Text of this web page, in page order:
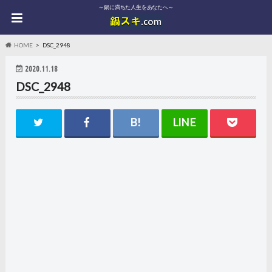
～鍋に満ちた人生をあなたへ～
HOME DSC_2948
2020.11.18
DSC_2948